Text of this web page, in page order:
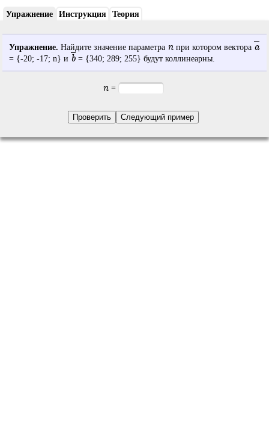
Упражнение Инструкция Теория
Упражнение. Найдите значение параметра nпри котором вектора a
= {-20; -17; n} и b= {340; 289; 255} будут коллинеарны.
n =